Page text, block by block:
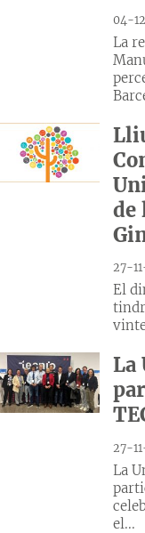
04-
La
de
27-
El
La
27-
La
el...